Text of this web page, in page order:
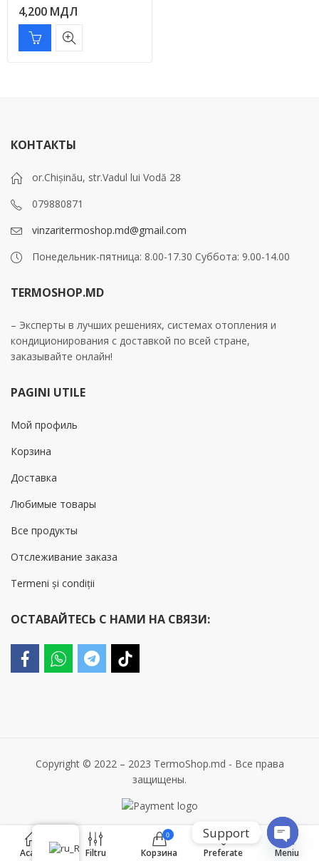
4,200 МДЛ
КОНТАКТЫ
or.Chișinău, str.Vadul lui Vodă 28
079880871
vinzaritermoshop.md@gmail.com
Понедельник-пятница: 8.00-17.30 Суббота: 9.00-14.00
TERMOSHOP.MD
– Эксперты в лучших решениях, системах отопления и
кондиционирования с доставкой по всей стране,
заказывайте онлайн!
PAGINI UTILE
Мой профиль
Корзина
Доставка
Любимые товары
Все продукты
Отслеживание заказа
Termeni și condiții
ОСТАВАЙТЕСЬ С НАМИ НА СВЯЗИ:
Copyright © 2022 – 2023 TermoShop.md - Все права
защищены.
Acasă Filtru
0
Корзина
0
Preferate Meniu
Support
OPEN